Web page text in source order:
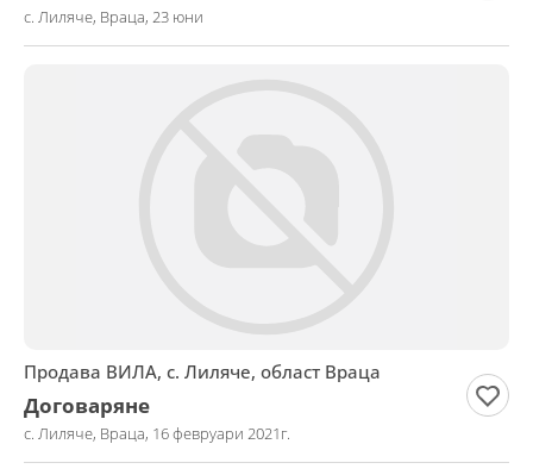
с. Лиляче, Враца, 23 юни
Продава ВИЛА, с. Лиляче, област Враца
Договаряне
с. Лиляче, Враца, 16 февруари 2021г.